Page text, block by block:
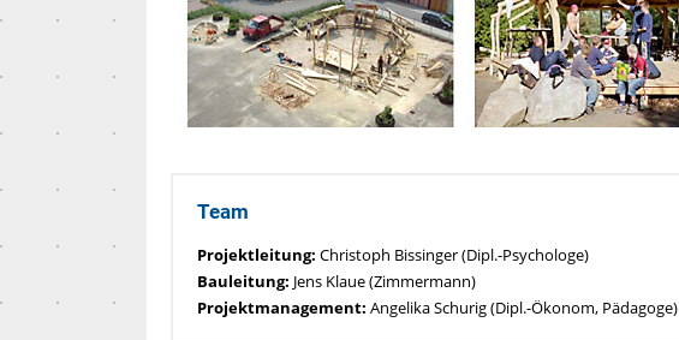
Team
Projektleitung: Christoph Bissinger (Dipl.-Psychologe)
Bauleitung: Jens Klaue (Zimmermann)
Projektmanagement: Angelika Schurig (Dipl.-Ökonom, Pädagoge)